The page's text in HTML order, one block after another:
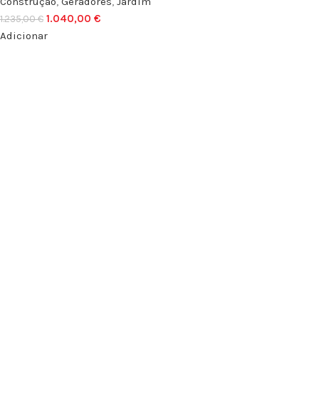
1.235,00€ 1.040,00 €
Adicionar